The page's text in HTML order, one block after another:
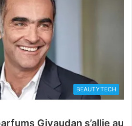
BEAUTYTECH
Givaudan s’allie au